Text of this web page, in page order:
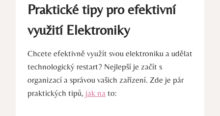
Praktické tipy pro efektivní
využití Elektroniky
Chcete efektivně využít svou elektroniku a udělat
technologický restart? Nejlepší je začít s
organizací a správou vašich zařízení. Zde je pár
praktických tipů, jak na to: